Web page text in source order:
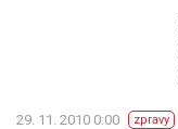
29. 11. 2010 0:00 zpravy